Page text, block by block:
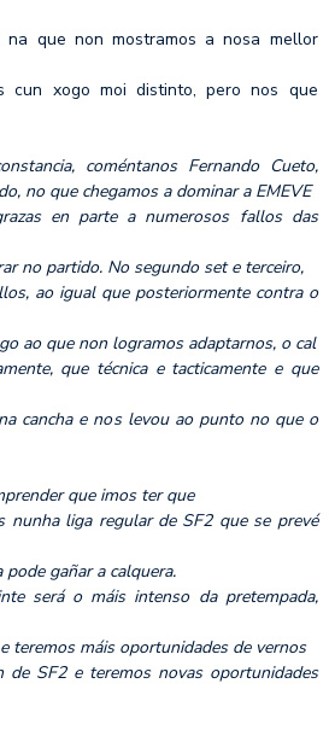
na que non mostramos a nosa mellor
cun xogo moi distinto, pero nos que
coméntanos Fernando Cueto,
no que chegamos a dominar a EMEVE
en parte a numerosos fallos das
no partido. No segundo set e terceiro,
ao igual que posteriormente contra o
ao que non logramos adaptarnos, o cal
que técnica e tacticamente e que
cancha e nos levou ao punto no que o
que imos ter que
nunha liga regular de SF2 que se prevé
pode gañar a calquera.
será o máis intenso da pretempada,
teremos máis oportunidades de vernos
de SF2 e teremos novas oportunidades